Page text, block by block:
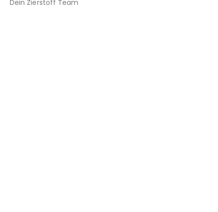
Dein Zierstoff Team